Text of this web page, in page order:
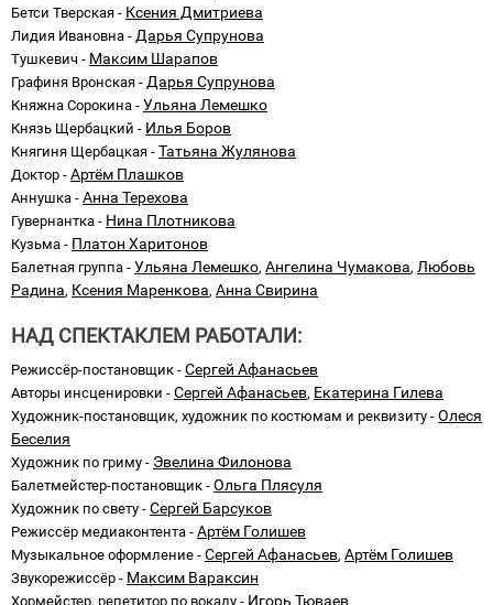
Бетси Тверская - Ксения Дмитриева
Лидия Ивановна - Дарья Супрунова
Тушкевич - Максим Шарапов
Графиня Вронская - Дарья Супрунова
Княжна Сорокина - Ульяна Лемешко
Князь Щербацкий - Илья Боров
Княгиня Щербацкая - Татьяна Жулянова
Доктор - Артём Плашков
Аннушка - Анна Терехова
Гувернантка - Нина Плотникова
Кузьма - Платон Харитонов
Балетная группа - Ульяна Лемешко, Ангелина Чумакова, Любовь
Радина, Ксения Маренкова, Анна Свирина
НАД СПЕКТАКЛЕМ РАБОТАЛИ:
Режиссёр-постановщик - Сергей Афанасьев
Авторы инсценировки - Сергей Афанасьев, Екатерина Гилева
Художник-постановщик, художник по костюмам и реквизиту - Олеся
Беселия
Художник по гриму - Эвелина Филонова
Балетмейстер-постановщик - Ольга Плясуля
Художник по свету - Сергей Барсуков
Режиссёр медиаконтента - Артём Голишев
Музыкальное оформление - Сергей Афанасьев, Артём Голишев
Звукорежиссёр - Максим Вараксин
Хормейстер, репетитор по вокалу - Игорь Тюваев